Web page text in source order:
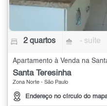
2 quartos - suíte
Santa Teresinha
Zona Norte - São Paulo
Endereço no círculo do